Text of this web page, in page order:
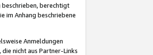
beschrieben, berechtigt
im Anhang beschriebene
Anmeldungen
nicht aus Partner-Links